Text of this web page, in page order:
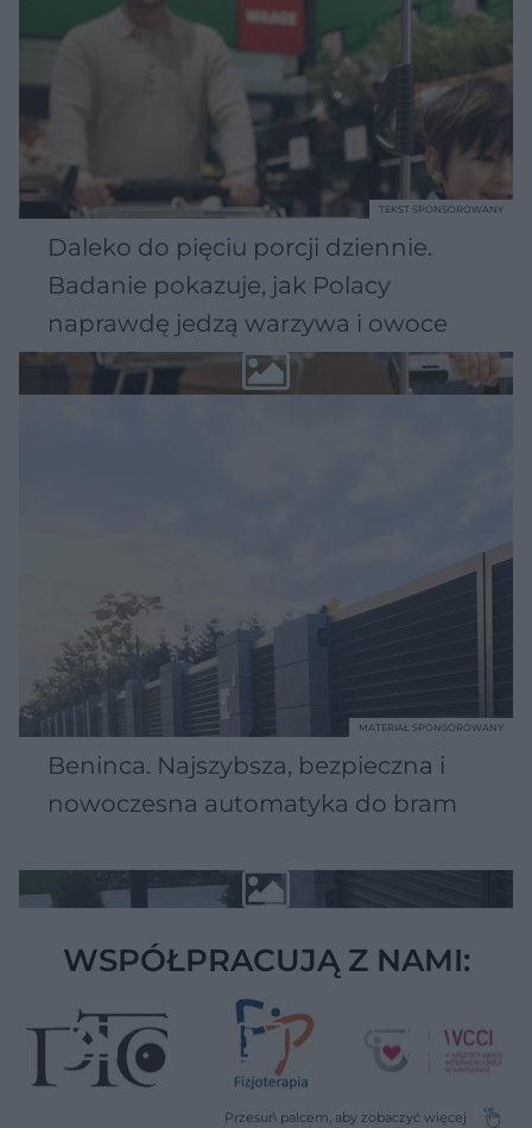
Daleko do pięciu porcji dziennie.
Badanie pokazuje, jak Polacy
naprawdę jedzą warzywa i owoce
TEKST SPONSOROWANY
Beninca. Najszybsza, bezpieczna i
nowoczesna automatyka do bram
MATERIAŁ SPONSOROWANY
WSPÓŁPRACUJĄ Z NAMI: